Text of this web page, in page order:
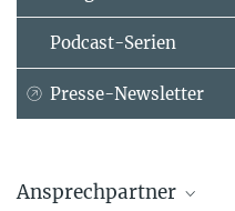
Podcast-Serien
Presse-Newsletter
Ansprechpartner